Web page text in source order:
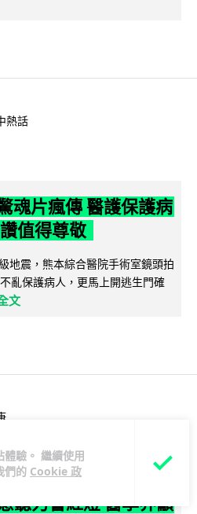
驗。 繼續使用
們的 Cookie 政
熱話
魂片瘋傳 醫護保護病
值得尊敬
地震，熊本綜合醫院手術室鏡頭拍
亂保護病人，更馬上開逃生門確
文
聽力響紅燈 醫學界籲